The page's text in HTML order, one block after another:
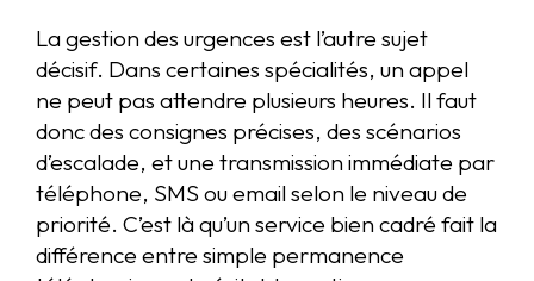
La gestion des urgences est l’autre sujet
décisif. Dans certaines spécialités, un appel
ne peut pas attendre plusieurs heures. Il faut
donc des consignes précises, des scénarios
d’escalade, et une transmission immédiate par
téléphone, SMS ou email selon le niveau de
priorité. C’est là qu’un service bien cadré fait la
différence entre simple permanence